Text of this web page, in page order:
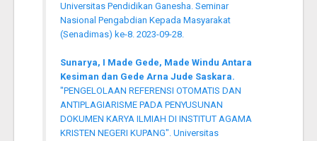
Universitas Pendidikan Ganesha. Seminar
Nasional Pengabdian Kepada Masyarakat
(Senadimas) ke-8. 2023-09-28.
Sunarya, I Made Gede, Made Windu Antara
Kesiman dan Gede Arna Jude Saskara.
"PENGELOLAAN REFERENSI OTOMATIS DAN
ANTIPLAGIARISME PADA PENYUSUNAN
DOKUMEN KARYA ILMIAH DI INSTITUT AGAMA
KRISTEN NEGERI KUPANG". Universitas